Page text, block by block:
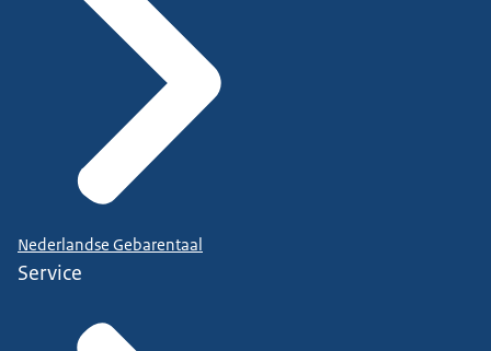
Nederlandse Gebarentaal
Service